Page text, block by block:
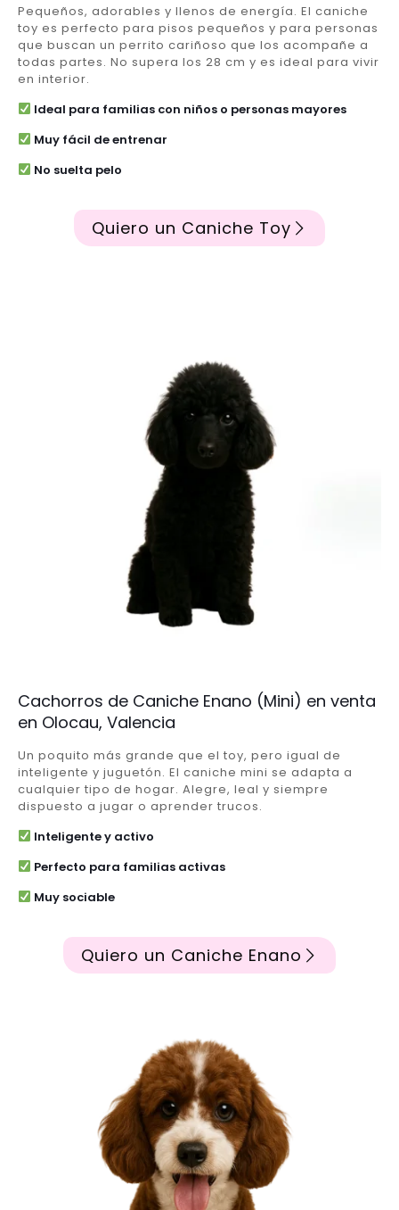
Pequeños, adorables y llenos de energía. El caniche
toy es perfecto para pisos pequeños y para personas
que buscan un perrito cariñoso que los acompañe a
todas partes. No supera los 28 cm y es ideal para vivir
en interior.
Ideal para familias con niños o personas mayores
Muy fácil de entrenar
No suelta pelo
Quiero un Caniche Toy
Cachorros de Caniche Enano (Mini) en venta
en Olocau, Valencia
Un poquito más grande que el toy, pero igual de
inteligente y juguetón. El caniche mini se adapta a
cualquier tipo de hogar. Alegre, leal y siempre
dispuesto a jugar o aprender trucos.
Inteligente y activo
Perfecto para familias activas
Muy sociable
Quiero un Caniche Enano